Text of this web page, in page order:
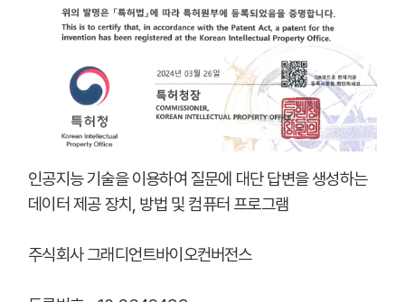
인공지능 기술을 이용하여 질문에 대단 답변을 생성하는
데이터 제공 장치, 방법 및 컴퓨터 프로그램
주식회사 그래디언트바이오컨버전스